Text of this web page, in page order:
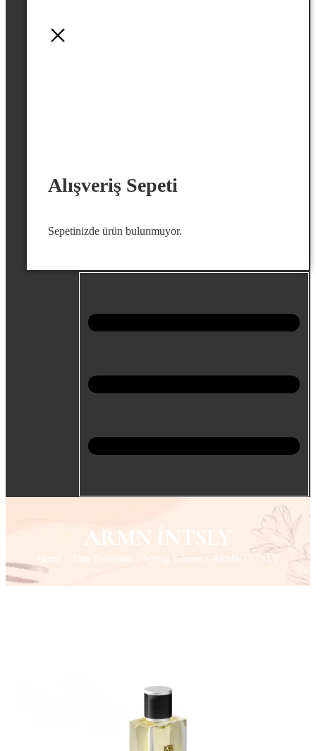
Alışveriş Sepeti
Sepetinizde ürün bulunmuyor.
ARMN İNTSLY
Home Tüm Parfümler Spring Edition ARMN İNTSLY